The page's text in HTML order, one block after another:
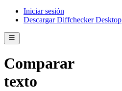
Iniciar sesión
Descargar Diffchecker Desktop
Comparar
texto